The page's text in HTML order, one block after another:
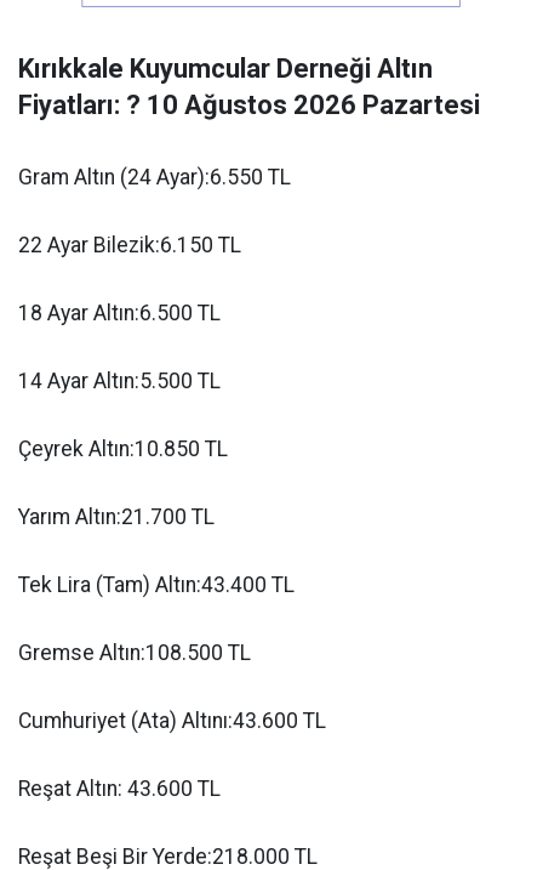
Kırıkkale Kuyumcular Derneği Altın
Fiyatları: ? 10 Ağustos 2026 Pazartesi
Gram Altın (24 Ayar):6.550 TL
22 Ayar Bilezik:6.150 TL
18 Ayar Altın:6.500 TL
14 Ayar Altın:5.500 TL
Çeyrek Altın:10.850 TL
Yarım Altın:21.700 TL
Tek Lira (Tam) Altın:43.400 TL
Gremse Altın:108.500 TL
Cumhuriyet (Ata) Altını:43.600 TL
Reşat Altın: 43.600 TL
Reşat Beşi Bir Yerde:218.000 TL